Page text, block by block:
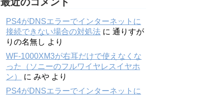
PS4がDNSエラーでインターネットに
接続できない場合の対処法 に 通りすが
りの名無し より
WF-1000XM3が右耳だけで使えなくな
った（ソニーのフルワイヤレスイヤホ
ン）
に みや より
PS4がDNSエラーでインターネットに